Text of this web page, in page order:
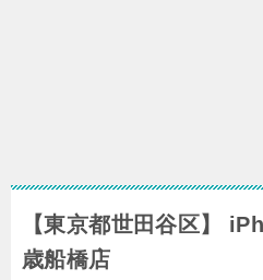
【東京都世田谷区】
歳船橋店